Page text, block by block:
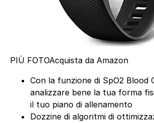
PIÙ FOTOAcquista da Amazon
Con la funzione di SpO2 Blood
analizzare bene la tua forma
il tuo piano di allenamento
Dozzine di algoritmi di